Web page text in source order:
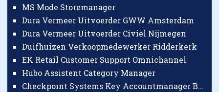
MS Mode Storemanager
Dura Vermeer Uitvoerder GWW Amsterdam
Dura Vermeer Uitvoerder Civiel Nijmegen
Duifhuizen Verkoopmedewerker Ridderkerk
EK Retail Customer Support Omnichannel
Hubo Assistent Category Manager
Checkpoint Systems Key Accountmanager Benelux